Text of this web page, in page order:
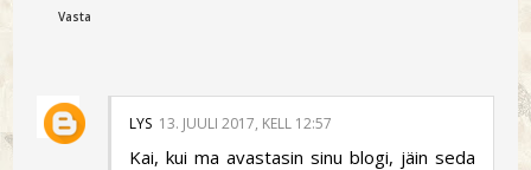
Vasta
LYS 13. JUULI 2017, KELL 12:57
Kai, kui ma avastasin sinu blogi, jäin seda